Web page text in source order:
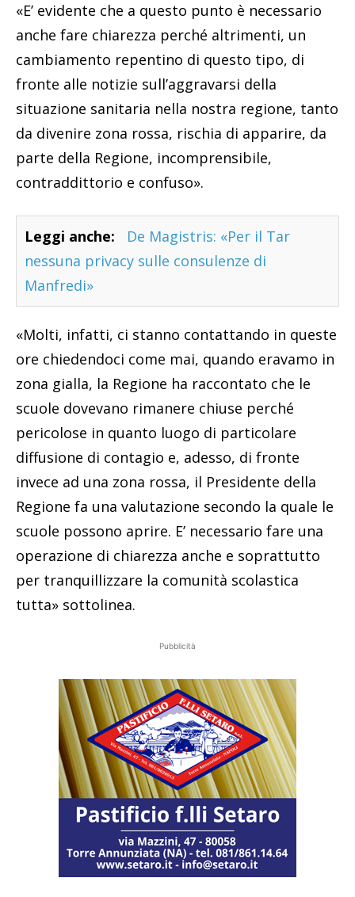
«E’ evidente che a questo punto è necessario
anche fare chiarezza perché altrimenti, un
cambiamento repentino di questo tipo, di
fronte alle notizie sull’aggravarsi della
situazione sanitaria nella nostra regione, tanto
da divenire zona rossa, rischia di apparire, da
parte della Regione, incomprensibile,
contraddittorio e confuso».
Leggi anche:
De Magistris: «Per il Tar
nessuna privacy sulle consulenze di
Manfredi»
«Molti, infatti, ci stanno contattando in queste
ore chiedendoci come mai, quando eravamo in
zona gialla, la Regione ha raccontato che le
scuole dovevano rimanere chiuse perché
pericolose in quanto luogo di particolare
diffusione di contagio e, adesso, di fronte
invece ad una zona rossa, il Presidente della
Regione fa una valutazione secondo la quale le
scuole possono aprire. E’ necessario fare una
operazione di chiarezza anche e soprattutto
per tranquillizzare la comunità scolastica
tutta» sottolinea.
Pubblicità